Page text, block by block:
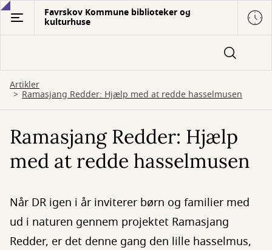
Gå
hovedindhold
Favrskov Kommune biblioteker og
kulturhuse
Artikler
Ramasjang Redder: Hjælp med at redde hasselmusen
Ramasjang Redder: Hjælp
med at redde hasselmusen
Når DR igen i år inviterer børn og familier med
ud i naturen gennem projektet Ramasjang
Redder, er det denne gang den lille hasselmus,